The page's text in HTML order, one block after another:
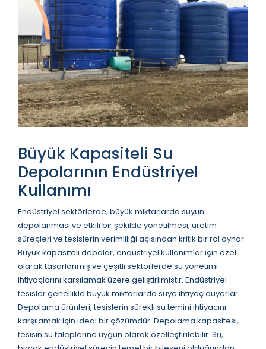
Büyük Kapasiteli Su
Depolarının Endüstriyel
Kullanımı
Endüstriyel sektörlerde, büyük miktarlarda suyun
depolanması ve etkili bir şekilde yönetilmesi, üretim
süreçleri ve tesislerin verimliliği açısından kritik bir rol oynar.
Büyük kapasiteli depolar, endüstriyel kullanımlar için özel
olarak tasarlanmış ve çeşitli sektörlerde su yönetimi
ihtiyaçlarını karşılamak üzere geliştirilmiştir. Endüstriyel
tesisler genellikle büyük miktarlarda suya ihtiyaç duyarlar.
Depolama ürünleri, tesislerin sürekli su temini ihtiyacını
karşılamak için ideal bir çözümdür. Depolama kapasitesi,
tesisin su taleplerine uygun olarak özelleştirilebilir. Su,